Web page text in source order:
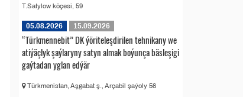
T.Satylow köçesi, 59
05.08.2026 15.09.2026
“Türkmennebit” DK ýöriteleşdirilen tehnikany we
atiýäçlyk şaýlaryny satyn almak boýunça bäsleşigi
gaýtadan yglan edýär
Türkmenistan, Aşgabat ş., Arçabil şaýoly 56